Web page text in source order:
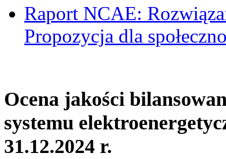
Raport NCAE:
Propozycja dla
Ocena jakości
systemu
31.12.2024 r.